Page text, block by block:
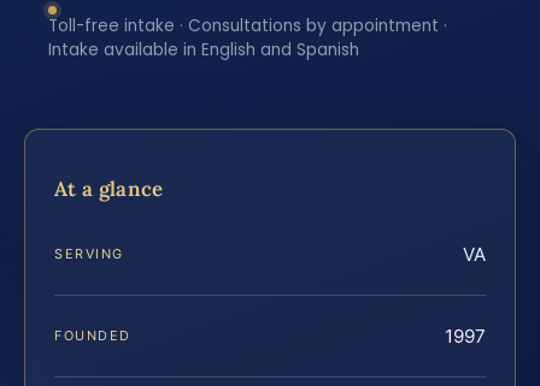
Toll-free intake · Consultations by appointment ·
Intake available in English and Spanish
At a glance
SERVING VA
FOUNDED 1997